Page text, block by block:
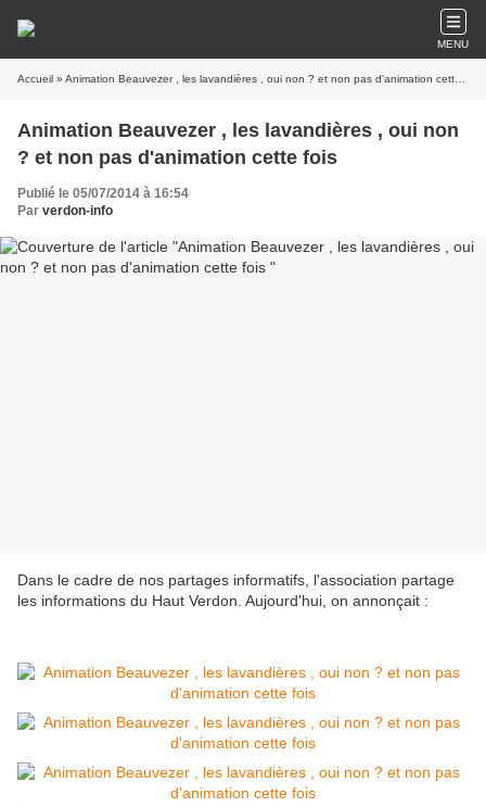
MENU
Accueil » Animation Beauvezer , les lavandières , oui non ? et non pas d'animation cette fois
Animation Beauvezer , les lavandières , oui non
? et non pas d'animation cette fois
Publié le 05/07/2014 à 16:54
Par verdon-info
Dans le cadre de nos partages informatifs, l'association partage
les informations du Haut Verdon. Aujourd'hui, on annonçait :